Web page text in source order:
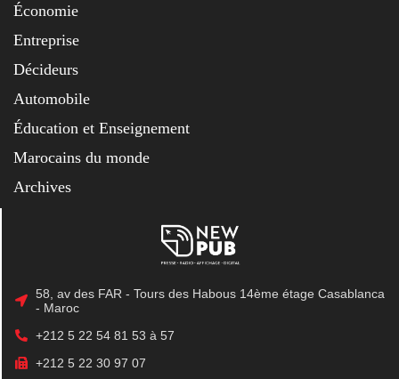
Économie
Entreprise
Décideurs
Automobile
Éducation et Enseignement
Marocains du monde
Archives
58, av des FAR - Tours des Habous 14ème étage Casablanca
- Maroc
+212 5 22 54 81 53 à 57
+212 5 22 30 97 07